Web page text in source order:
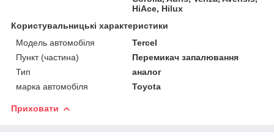
HiAce, Hilux
Користувальницькі характеристики
Модель автомобіля
Tercel
Пункт (частина)
Перемикач запалювання
Тип
аналог
марка автомобіля
Toyota
Приховати